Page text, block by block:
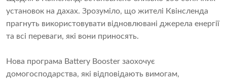
установок на дахах. Зрозуміло, що жителі Квінсленда
прагнуть використовувати відновлювані джерела енергії
та всі переваги, які вони приносять.
Нова програма Battery Booster заохочує
домогосподарства, які відповідають вимогам,